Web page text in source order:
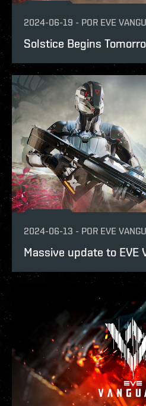
2024-06-19 - POR EVE
Solstice Begins
2024-06-13 - POR EVE
Massive update to EVE